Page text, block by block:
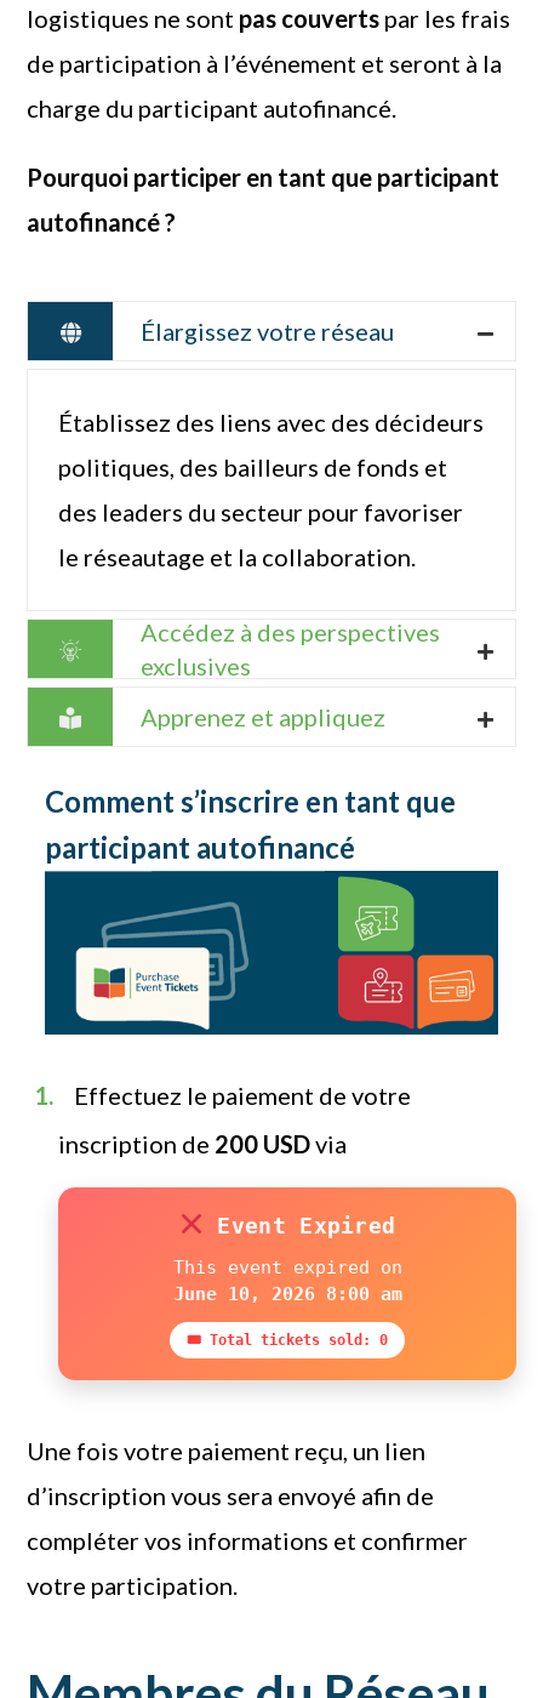
logistiques ne sont pas couverts par les frais
de participation à l’événement et seront à la
charge du participant autofinancé.
Pourquoi participer en tant que participant
autofinancé ?
Élargissez votre réseau
Établissez des liens avec des décideurs
politiques, des bailleurs de fonds et
des leaders du secteur pour favoriser
le réseautage et la collaboration.
Accédez à des perspectives
exclusives
Apprenez et appliquez
Comment s’inscrire en tant que
participant autofinancé
Effectuez le paiement de votre
inscription de 200 USDvia
Event Expired
This event expired on
June 10, 2026 8:00 am
🎟 Total tickets sold: 0
Une fois votre paiement reçu, un lien
d’inscription vous sera envoyé afin de
compléter vos informations et confirmer
votre participation.